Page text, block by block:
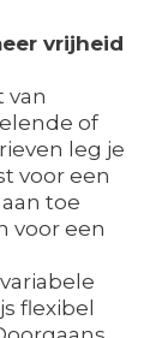
vrijheid
van
of
leg je
voor een
toe
voor een
flexibel